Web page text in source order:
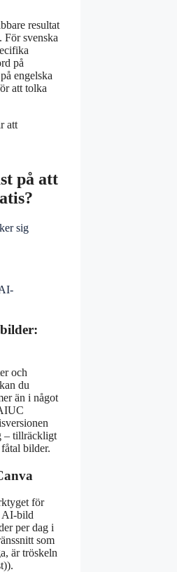
resultat
svenska
på
engelska
att tolka
att
på att
sig
och
du
än i något
– tillräckligt
bilder.
för
AI-bild
per dag i
som
är tröskeln